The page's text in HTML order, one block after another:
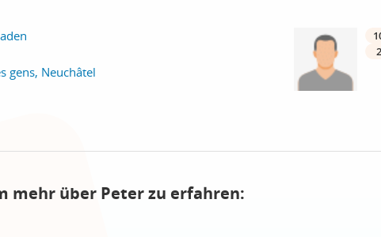
gens, Neuchâtel
2
mehr über Peter zu erfahren: